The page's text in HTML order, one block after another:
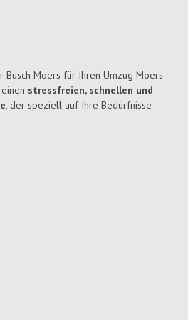
Busch Moers für Ihren Umzug Moers
stressfreien, schnellen und
, der speziell auf Ihre Bedürfnisse